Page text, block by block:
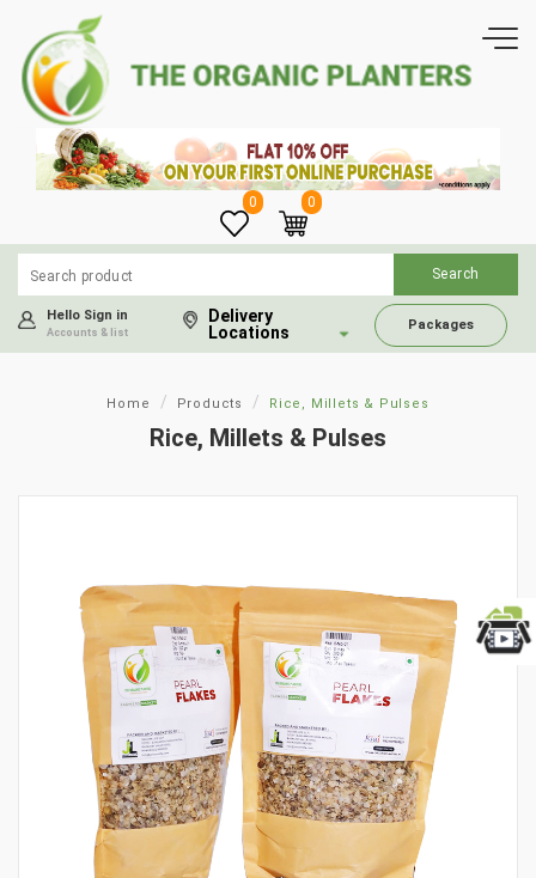
0 0
Hello Sign in
Accounts & list
Delivery
Locations
Packages
Home Products Rice, Millets & Pulses
Rice, Millets & Pulses